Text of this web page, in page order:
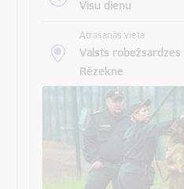
Visu dienu
Atrašanās vieta
Valsts
Rēzekne